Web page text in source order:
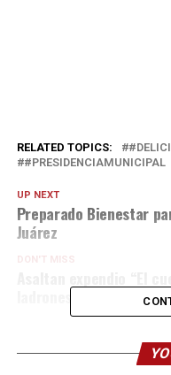
RELATED TOPICS:
#PRESIDENCIAMUNICIPAL
UP NEXT
Preparado Bienestar
Juárez
DON'T MISS
ladrones se llevan